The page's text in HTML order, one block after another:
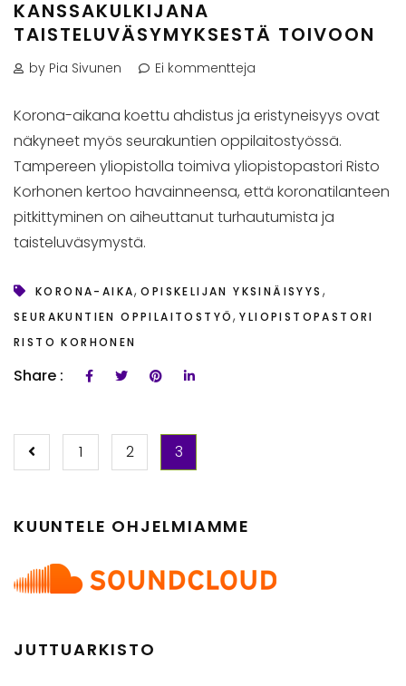
KANSSAKULKIJANA
TAISTELUVÄSYMYKSESTÄ TOIVOON
by Pia Sivunen Ei kommentteja
Korona-aikana koettu ahdistus ja eristyneisyys ovat
näkyneet myös seurakuntien oppilaitostyössä.
Tampereen yliopistolla toimiva yliopistopastori Risto
Korhonen kertoo havainneensa, että koronatilanteen
pitkittyminen on aiheuttanut turhautumista ja
taisteluväsymystä.
KORONA-AIKA,OPISKELIJAN YKSINÄISYYS ,
SEURAKUNTIEN OPPILAITOSTYÖ,YLIOPISTOPASTORI
RISTO KORHONEN
Share :
ARTIKKELIEN
1 2 3
KUUNTELE OHJELMIAMME
JUTTUARKISTO